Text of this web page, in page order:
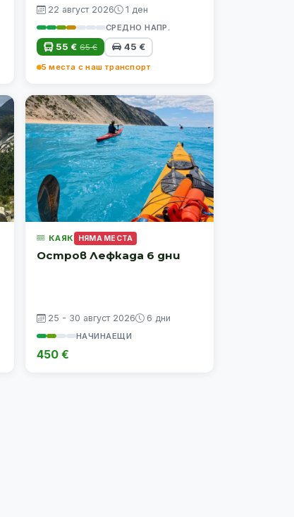
22 август 2026 1 ден
СРЕДНО НАПР.
55 € 65 € 45 €
5 места с наш транспорт
КАЯК НЯМА МЕСТА
Остров Лефкада 6 дни
25 - 30 август 2026 6 дни
НАЧИНАЕЩИ
450 €